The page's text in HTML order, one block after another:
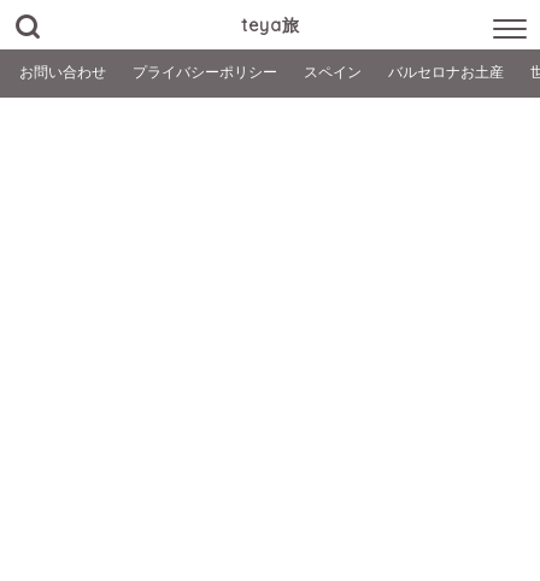
teya旅
お問い合わせ プライバシーポリシー スペイン バルセロナお土産